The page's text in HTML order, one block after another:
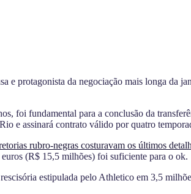
e protagonista da negociação mais longa da
foi fundamental para a conclusão da
e assinará contrato válido por quatro
rubro-negras costuravam os últimos
(R$ 15,5 milhões) foi suficiente para o ok.
estipulada pelo Athletico em 3,5